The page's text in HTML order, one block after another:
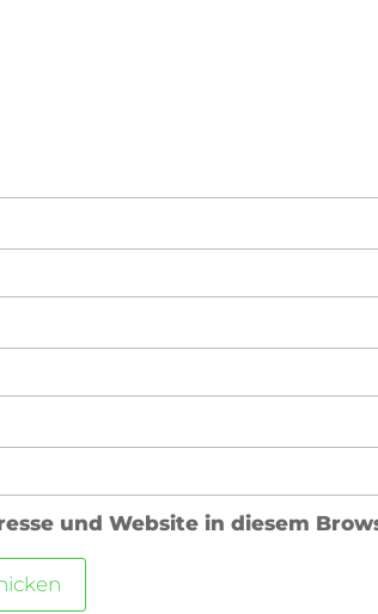
und Website in diesem